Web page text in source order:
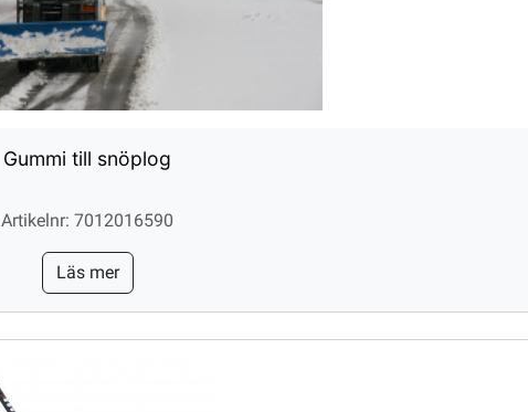
Gummi till snöplog
Artikelnr: 7012016590
Läs mer